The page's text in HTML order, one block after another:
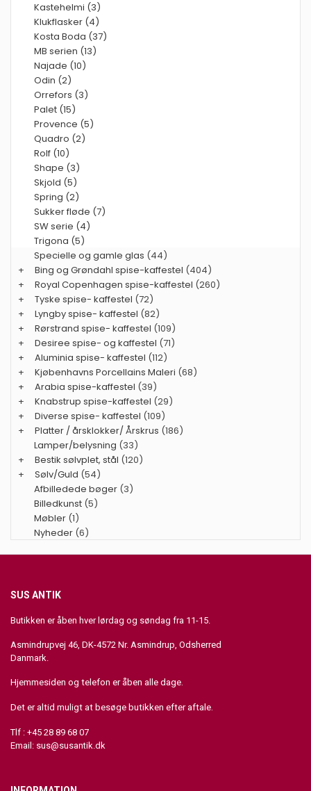
Kastehelmi (3)
Klukflasker (4)
Kosta Boda (37)
MB serien (13)
Najade (10)
Odin (2)
Orrefors (3)
Palet (15)
Provence (5)
Quadro (2)
Rolf (10)
Shape (3)
Skjold (5)
Spring (2)
Sukker fløde (7)
SW serie (4)
Trigona (5)
Specielle og gamle glas (44)
+
Bing og Grøndahl spise-kaffestel (404)
+
Royal Copenhagen spise-kaffestel (260)
+
Tyske spise- kaffestel (72)
+
Lyngby spise- kaffestel (82)
+
Rørstrand spise- kaffestel (109)
+
Desiree spise- og kaffestel (71)
+
Aluminia spise- kaffestel (112)
+
Kjøbenhavns Porcellains Maleri (68)
+
Arabia spise-kaffestel (39)
+
Knabstrup spise-kaffestel (29)
+
Diverse spise- kaffestel (109)
+
Platter / årsklokker/ Årskrus (186)
Lamper/belysning (33)
+
Bestik sølvplet, stål (120)
+
Sølv/Guld (54)
Afbilledede bøger (3)
Billedkunst (5)
Møbler (1)
Nyheder (6)
SUS ANTIK
Butikken er åben hver lørdag og søndag fra 11-15.
Asmindrupvej 46, DK-4572 Nr. Asmindrup, Odsherred
Danmark.
Hjemmesiden og telefon er åben alle dage.
Det er altid muligt at besøge butikken efter aftale.
Tlf : +45 28 89 68 07
Email: sus@susantik.dk